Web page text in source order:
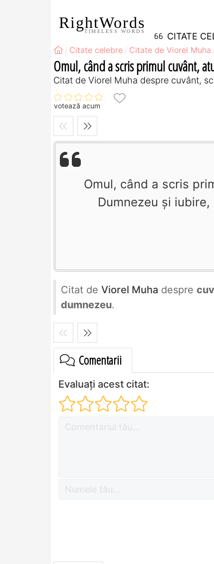
RightWords
TIMELESS WORDS CITATE
Citate celebre Citate de Viorel Muha
Omul, când a scris primul cuvânt,
Citat de Viorel Muha despre cuvânt,
votează acum
Omul, când a scris
Dumnezeu şi
Citat de Viorel Muha despre
dumnezeu.
Comentarii
Evaluați acest citat: